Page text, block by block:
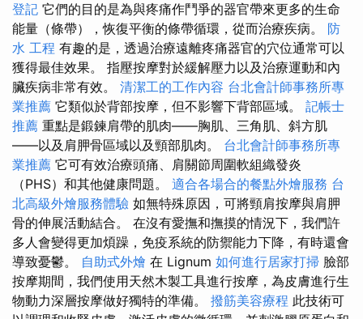
登記 它們的目的是為與疼痛作鬥爭的器官帶來更多的生命
能量（條帶），恢復平衡的條帶循環，從而治療疾病。 防
水 工程 有趣的是，透過治療遠離疼痛器官的穴位通常可以
獲得最佳效果。 指壓按摩對於緩解壓力以及治療運動和內
臟疾病非常有效。 清潔工的工作內容 台北會計師事務所專
業推薦 它類似於背部按摩，但不影響下背部區域。 記帳士
推薦 重點是鍛鍊肩帶的肌肉——胸肌、三角肌、斜方肌
——以及肩胛骨區域以及頸部肌肉。 台北會計師事務所專
業推薦 它可有效治療頭痛、肩關節周圍軟組織發炎
（PHS）和其他健康問題。 適合各場合的餐點外燴服務 台
北高級外燴服務體驗 如無特殊原因，可將頸肩按摩與肩胛
骨的伸展活動結合。 在沒有愛撫和撫摸的情況下，我們許
多人會變得更加煩躁，免疫系統的防禦能力下降，有時還會
導致憂鬱。 自助式外燴 在 Lignum 如何進行居家打掃 臉部
按摩期間，我們使用天然木製工具進行按摩，為皮膚進行生
物動力深層按摩做好獨特的準備。 撥筋美容療程 此技術可